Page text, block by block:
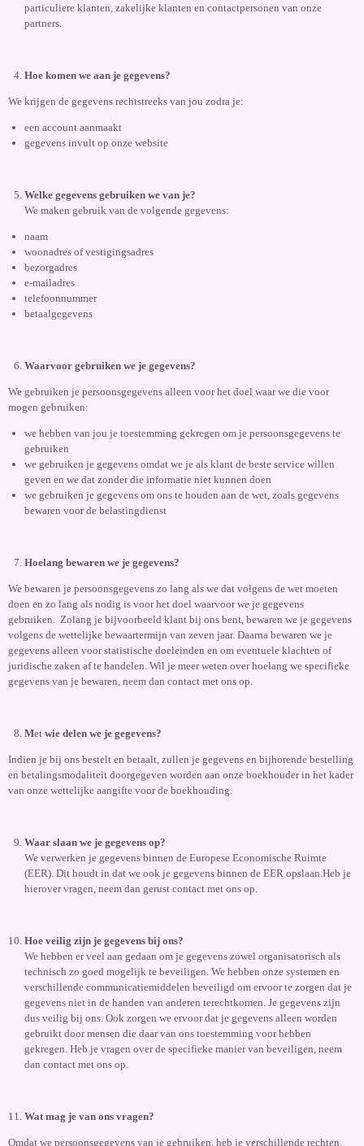
particuliere klanten, zakelijke klanten en contactpersonen van onze
partners.
Hoe komen we aan je gegevens?
We krijgen de gegevens rechtstreeks van jou zodra je:
een account aanmaakt
gegevens invult op onze website
Welke gegevens gebruiken we van je?
We maken gebruik van de volgende gegevens:
naam
woonadres of vestigingsadres
bezorgadres
e-mailadres
telefoonnummer
betaalgegevens
Waarvoor gebruiken we je gegevens?
We gebruiken je persoonsgegevens alleen voor het doel waar we die voor
mogen gebruiken:
we hebben van jou je toestemming gekregen om je persoonsgegevens te
gebruiken
we gebruiken je gegevens omdat we je als klant de beste service willen
geven en we dat zonder die informatie niet kunnen doen
we gebruiken je gegevens om ons te houden aan de wet, zoals gegevens
bewaren voor de belastingdienst
Hoelang bewaren we je gegevens?
We bewaren je persoonsgegevens zo lang als we dat volgens de wet moeten
doen en zo lang als nodig is voor het doel waarvoor we je gegevens
gebruiken. Zolang je bijvoorbeeld klant bij ons bent, bewaren we je gegevens
volgens de wettelijke bewaartermijn van zeven jaar. Daarna bewaren we je
gegevens alleen voor statistische doeleinden en om eventuele klachten of
juridische zaken af te handelen. Wil je meer weten over hoelang we specifieke
gegevens van je bewaren, neem dan contact met ons op.
Met wie delen we je gegevens?
Indien je bij ons bestelt en betaalt, zullen je gegevens en bijhorende bestelling
en betalingsmodaliteit doorgegeven worden aan onze boekhouder in het kader
van onze wettelijke aangifte voor de boekhouding.
Waar slaan we je gegevens op?
We verwerken je gegevens binnen de Europese Economische Ruimte
(EER). Dit houdt in dat we ook je gegevens binnen de EER opslaan.Heb je
hierover vragen, neem dan gerust contact met ons op.
Hoe veilig zijn je gegevens bij ons?
We hebben er veel aan gedaan om je gegevens zowel organisatorisch als
technisch zo goed mogelijk te beveiligen. We hebben onze systemen en
verschillende communicatiemiddelen beveiligd om ervoor te zorgen dat je
gegevens niet in de handen van anderen terechtkomen. Je gegevens zijn
dus veilig bij ons. Ook zorgen we ervoor dat je gegevens alleen worden
gebruikt door mensen die daar van ons toestemming voor hebben
gekregen. Heb je vragen over de specifieke manier van beveiligen, neem
dan contact met ons op.
Wat mag je van ons vragen?
Omdat we persoonsgegevens van je gebruiken, heb je verschillende rechten.